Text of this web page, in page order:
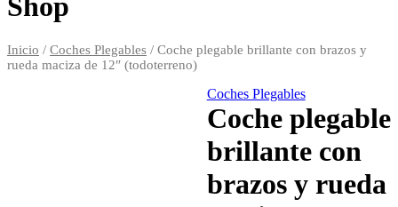
Shop
Inicio / Coches Plegables / Coche plegable brillante con brazos y
rueda maciza de 12″ (todoterreno)
Coches Plegables
Coche plegable
brillante con
brazos y rueda